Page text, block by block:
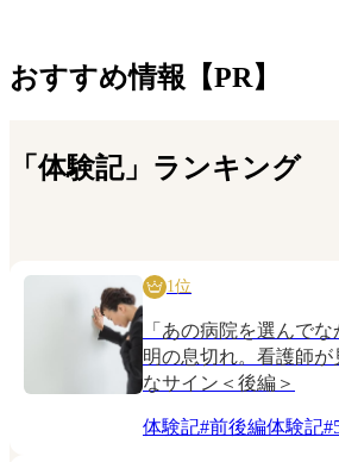
おすすめ情報【PR】
「体験記」ランキング
1位
「あの病院を選んで
明の息切れ。看護師
なサイン＜後編＞
体験記#前後編体験記#